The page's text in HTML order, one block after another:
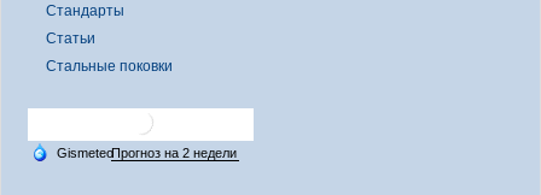
Стандарты
Статьи
Стальные поковки